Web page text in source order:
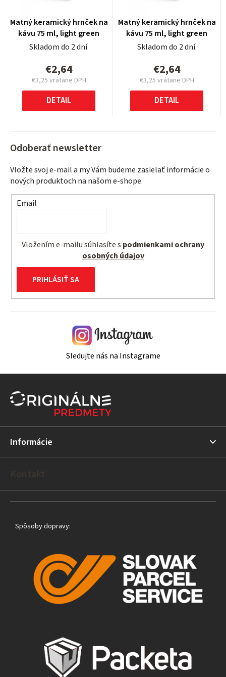
Matný keramický hrnček na
kávu 75 ml, light green
Skladom do 2 dní
€2,64
€3,25 vrátane DPH
Jednotková
cena:
DETAIL
Matný keramický hrnček na
kávu 75 ml, light green
Skladom do 2 dní
€2,64
€3,25 vrátane DPH
Jednotková
cena:
DETAIL
Odoberať newsletter
Vložte svoj e-mail a my Vám budeme zasielať informácie o
nových produktoch na našom e-shope.
Email
Vložením e-mailu súhlasíte s podmienkami ochrany
osobných údajov
PRIHLÁSIŤ SA
Sledujte nás na Instagrame
ä
i
Informácie
Spôsoby dopravy: